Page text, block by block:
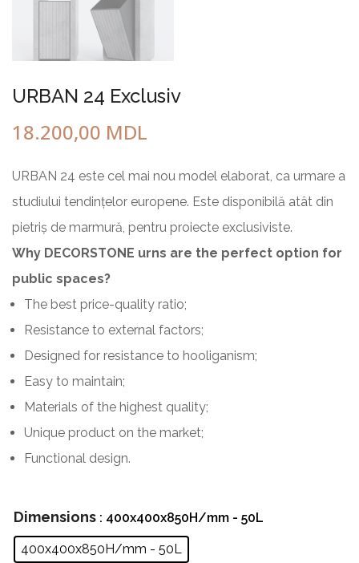
URBAN 24 Exclusiv
18.200,00 MDL
URBAN 24 este cel mai nou model elaborat, ca urmare a
studiului tendințelor europene. Este disponibilă atât din
pietriș de marmură, pentru proiecte exclusiviste.
Why DECORSTONE urns are the perfect option for
public spaces?
The best price-quality ratio;
Resistance to external factors;
Designed for resistance to hooliganism;
Easy to maintain;
Materials of the highest quality;
Unique product on the market;
Functional design.
Dimensions : 400x400x850H/mm - 50L
400x400x850H/mm - 50L